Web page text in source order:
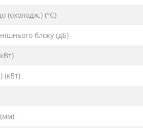
(охолодж.) (°C)
блоку (дБ)
(кВт)